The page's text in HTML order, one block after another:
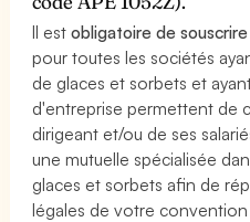
Il estobligatoire de
pour toutes les sociétés
de glaces et sorbets et
d'entreprise permettent de
dirigeant et/ou de ses
une mutuelle spécialisée
glaces et sorbets afin de
légales de votre